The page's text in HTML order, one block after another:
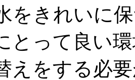
をきれいに
とって良い
えをする必